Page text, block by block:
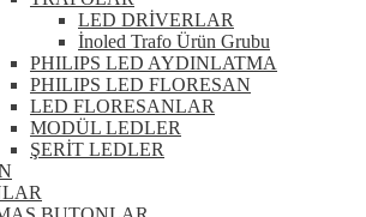
LED DRİVERLAR
İnoled Trafo Ürün Grubu
PHILIPS LED AYDINLATMA
PHILIPS LED FLORESAN
LED FLORESANLAR
MODÜL LEDLER
ŞERİT LEDLER